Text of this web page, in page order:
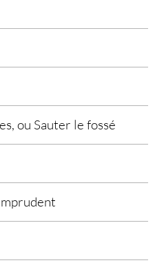
ou Sauter le fossé